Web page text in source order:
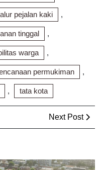
pejalan kaki ,
tinggal ,
warga ,
permukiman ,
, tata kota
Next Post
Next
Post